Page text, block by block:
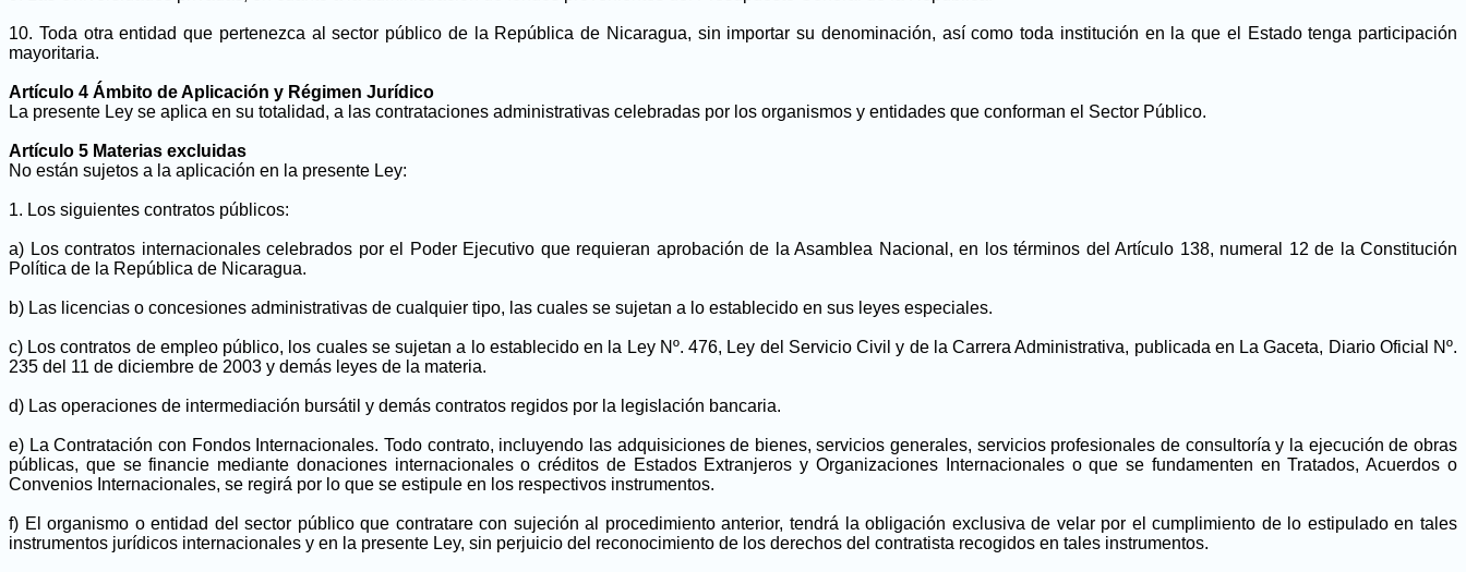
10. Toda otra entidad que pertenezca al sector público de la República de Nicaragua, sin importar su denominación, así como toda institución en la que el Estado tenga participación
mayoritaria.
Artículo 4 Ámbito de Aplicación y Régimen Jurídico
La presente Ley se aplica en su totalidad, a las contrataciones administrativas celebradas por los organismos y entidades que conforman el Sector Público.
Artículo 5 Materias excluidas
No están sujetos a la aplicación en la presente Ley:
1. Los siguientes contratos públicos:
a) Los contratos internacionales celebrados por el Poder Ejecutivo que requieran aprobación de la Asamblea Nacional, en los términos del Artículo 138, numeral 12 de la Constitución
Política de la República de Nicaragua.
b) Las licencias o concesiones administrativas de cualquier tipo, las cuales se sujetan a lo establecido en sus leyes especiales.
c) Los contratos de empleo público, los cuales se sujetan a lo establecido en la Ley Nº. 476, Ley del Servicio Civil y de la Carrera Administrativa, publicada en La Gaceta, Diario Oficial Nº.
235 del 11 de diciembre de 2003 y demás leyes de la materia.
d) Las operaciones de intermediación bursátil y demás contratos regidos por la legislación bancaria.
e) La Contratación con Fondos Internacionales. Todo contrato, incluyendo las adquisiciones de bienes, servicios generales, servicios profesionales de consultoría y la ejecución de obras
públicas, que se financie mediante donaciones internacionales o créditos de Estados Extranjeros y Organizaciones Internacionales o que se fundamenten en Tratados, Acuerdos o
Convenios Internacionales, se regirá por lo que se estipule en los respectivos instrumentos.
f) El organismo o entidad del sector público que contratare con sujeción al procedimiento anterior, tendrá la obligación exclusiva de velar por el cumplimiento de lo estipulado en tales
instrumentos jurídicos internacionales y en la presente Ley, sin perjuicio del reconocimiento de los derechos del contratista recogidos en tales instrumentos.